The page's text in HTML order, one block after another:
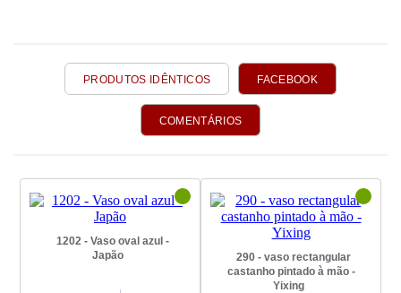
PRODUTOS IDÊNTICOS FACEBOOK
COMENTÁRIOS
1202 - Vaso oval azul -
Japão
290 - vaso rectangular
castanho pintado à mão -
Yixing